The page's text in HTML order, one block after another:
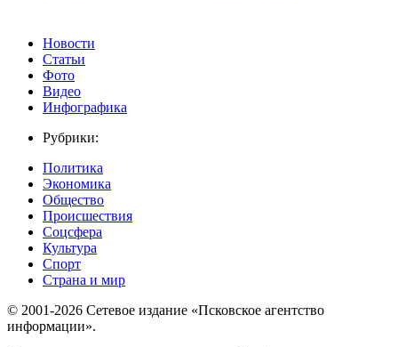
Новости
Статьи
Фото
Видео
Инфографика
Рубрики:
Политика
Экономика
Общество
Происшествия
Соцсфера
Культура
Спорт
Страна и мир
© 2001-2026 Сетевое издание «Псковское агентство
информации».